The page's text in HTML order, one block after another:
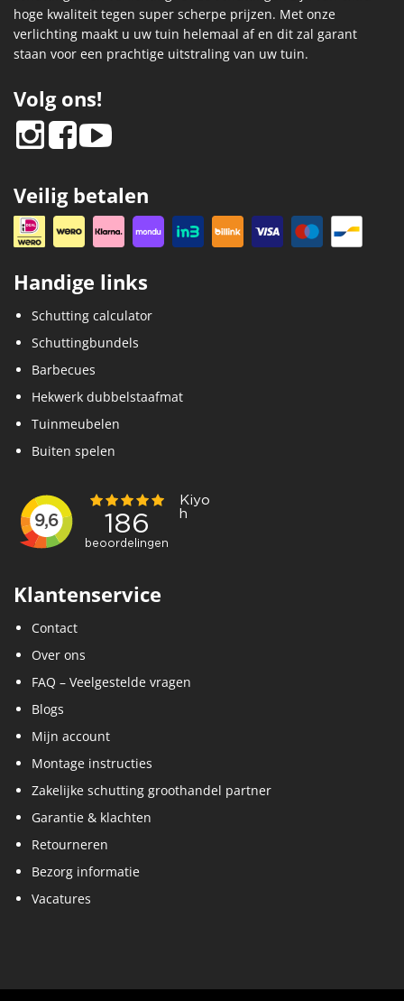
hoge kwaliteit tegen super scherpe prijzen. Met onze
verlichting maakt u uw tuin helemaal af en dit zal garant
staan voor een prachtige uitstraling van uw tuin.
Volg ons!
Veilig betalen
Handige links
Schutting calculator
Schuttingbundels
Barbecues
Hekwerk dubbelstaafmat
Tuinmeubelen
Buiten spelen
Klantenservice
Contact
Over ons
FAQ – Veelgestelde vragen
Blogs
Mijn account
Montage instructies
Zakelijke schutting groothandel partner
Garantie & klachten
Retourneren
Bezorg informatie
Vacatures